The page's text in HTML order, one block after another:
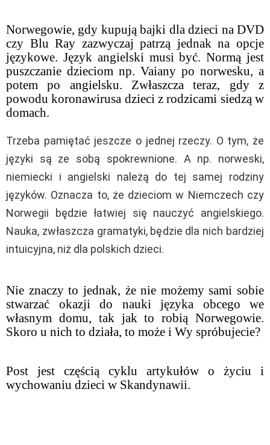
Norwegowie, gdy kupują bajki dla dzieci na DVD
czy Blu Ray zazwyczaj patrzą jednak na opcje
językowe. Język angielski musi być. Normą jest
puszczanie dzieciom np. Vaiany po norwesku, a
potem po angielsku. Zwłaszcza teraz, gdy z
powodu koronawirusa dzieci z rodzicami siedzą w
domach.
Trzeba pamiętać jeszcze o jednej rzeczy. O tym, że
języki są ze sobą spokrewnione. A np. norweski,
niemiecki i angielski należą do tej samej rodziny
języków. Oznacza to, że dzieciom w Niemczech czy
Norwegii będzie łatwiej się nauczyć angielskiego.
Nauka, zwłaszcza gramatyki, będzie dla nich bardziej
intuicyjna, niż dla polskich dzieci.
Nie znaczy to jednak, że nie możemy sami sobie
stwarzać okazji do nauki języka obcego we
własnym domu, tak jak to robią Norwegowie.
Skoro u nich to działa, to może i Wy spróbujecie?
Post jest częścią cyklu artykułów o życiu i
wychowaniu dzieci w Skandynawii.